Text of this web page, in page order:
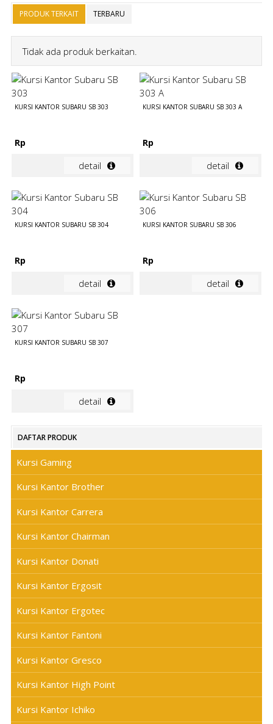
PRODUK TERKAIT TERBARU
Tidak ada produk berkaitan.
KURSI KANTOR SUBARU SB 303
Rp
detail
KURSI KANTOR SUBARU SB 303 A
Rp
detail
KURSI KANTOR SUBARU SB 304
Rp
detail
KURSI KANTOR SUBARU SB 306
Rp
detail
KURSI KANTOR SUBARU SB 307
Rp
detail
DAFTAR PRODUK
Kursi Gaming
Kursi Kantor Brother
Kursi Kantor Carrera
Kursi Kantor Chairman
Kursi Kantor Donati
Kursi Kantor Ergosit
Kursi Kantor Ergotec
Kursi Kantor Fantoni
Kursi Kantor Gresco
Kursi Kantor High Point
Kursi Kantor Ichiko